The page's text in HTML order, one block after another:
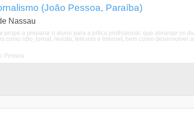
(João Pessoa, Paraíba)
Nassau
prope a preparar o aluno para a prtica profissional, que abrange os
como rdio, jornal, revista, televiso e Internet, bem como desenvolver
Pessoa